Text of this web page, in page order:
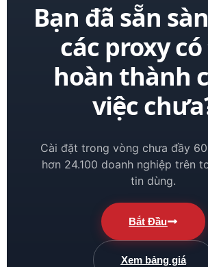
Bạn đã sẵn
các proxy
hoàn thành
việc
Cài đặt trong vòng chưa đầy
hơn 24.100 doanh nghiệp trên
tin dùng.
Bắt Đầu
Xem bảng giá